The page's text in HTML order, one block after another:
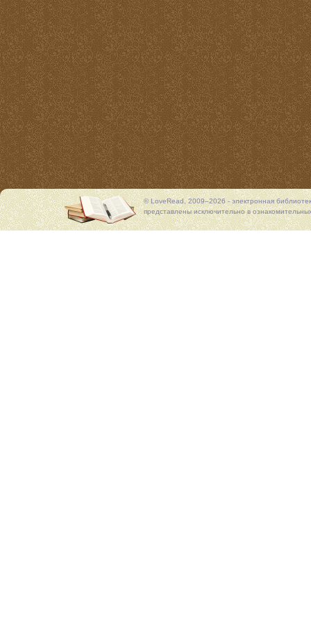
© LoveRead, 2009–2026 - электронная
представлены исключительно в